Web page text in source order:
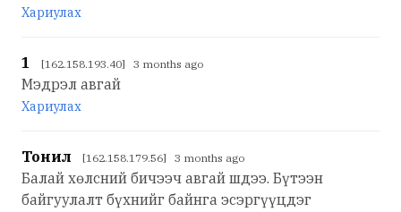
Хариулах
1 [162.158.193.40] 3 months ago
Мэдрэл авгай
Хариулах
Тонил [162.158.179.56] 3 months ago
Балай хөлсний бичээч авгай шдээ. Бүтээн
байгуулалт бүхнийг байнга эсэргүүцдэг